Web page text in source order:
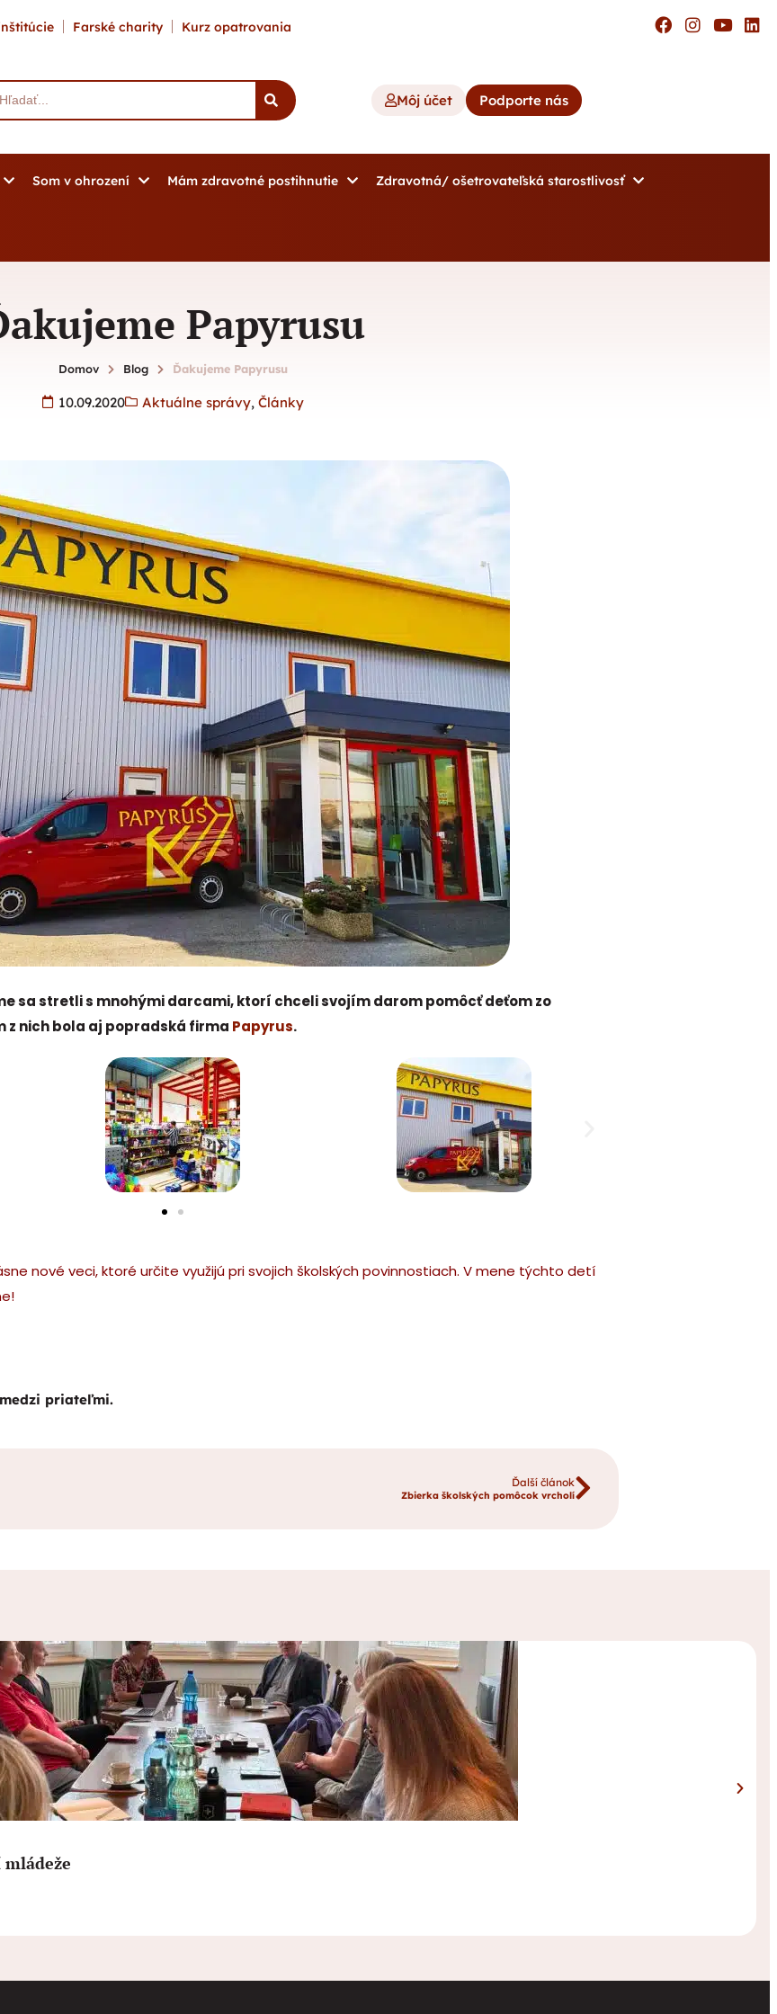
Farské charity Kurz opatrovania
Môj účet
Podporte nás
Som v ohrození Mám zdravotné postihnutie Zdravotná/ ošetrovateľská starostlivosť
Papyrusu
Domov Blog Ďakujeme Papyrusu
10.09.2020 Aktuálne správy, Články
sa stretli s mnohými darcami, ktorí chceli svojím darom pomôcť deťom zo
z nich bola aj popradská firma Papyrus.
nové veci, ktoré určite využijú pri svojich školských povinnostiach. V mene týchto detí
priateľmi.
Ďalší článok
Zbierka školských pomôcok vrcholí